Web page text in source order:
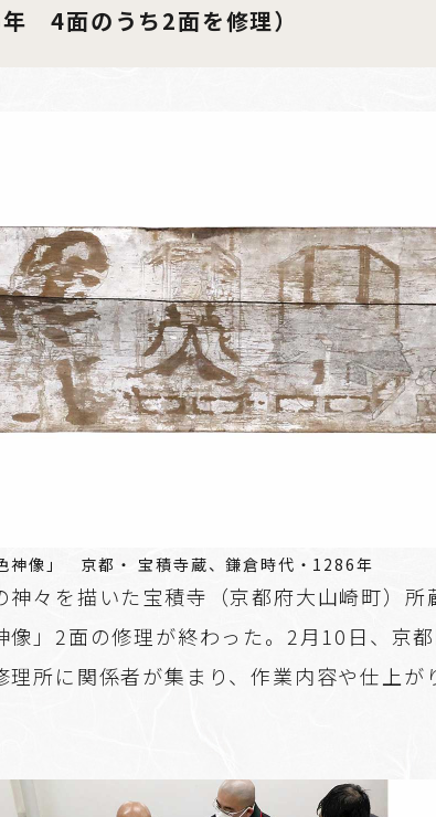
4面のうち2面を修理）
神像」 京都・ 宝積寺蔵、鎌倉時代・1286年
神々を描いた宝積寺（京都府大山崎町）所
像」2面の修理が終わった。2月10日、京
理所に関係者が集まり、作業内容や仕上が